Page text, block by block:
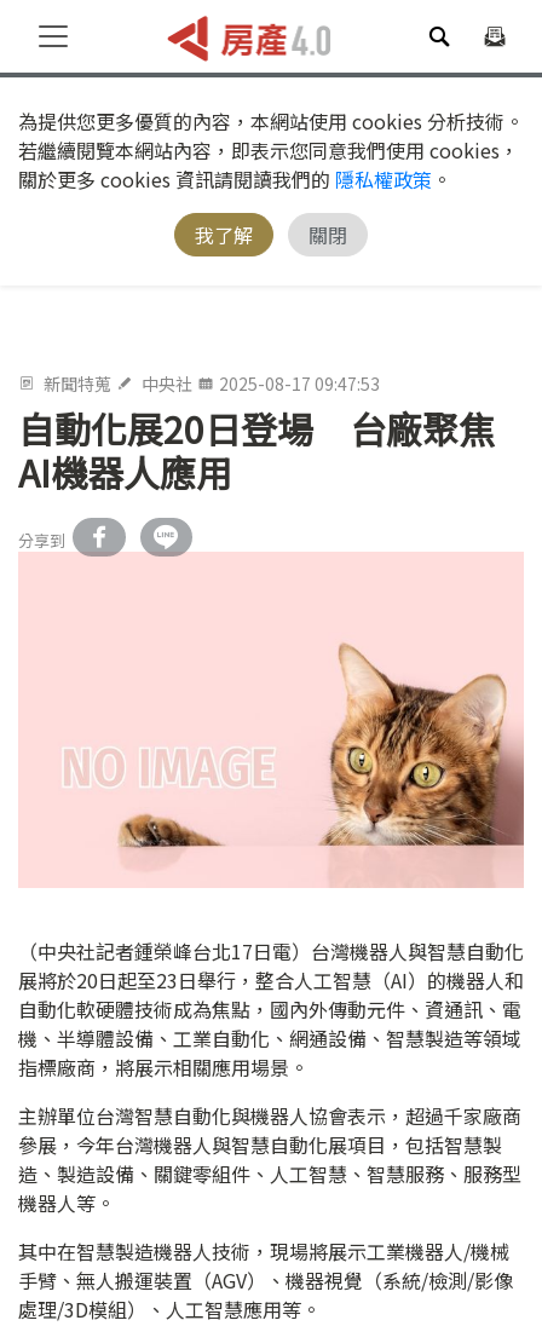
為提供您更多優質的內容，本網站使用 cookies 分析技術。
若繼續閱覽本網站內容，即表示您同意我們使用 cookies，
關於更多 cookies 資訊請閱讀我們的 隱私權政策 。
我了解
關閉
新聞特蒐 中央社 2025-08-17 09:47:53
自動化展20日登場 台廠聚焦
AI機器人應用
分享到
（中央社記者鍾榮峰台北17日電）台灣機器人與智慧自動化
展將於20日起至23日舉行，整合人工智慧（AI）的機器人和
自動化軟硬體技術成為焦點，國內外傳動元件、資通訊、電
機、半導體設備、工業自動化、網通設備、智慧製造等領域
指標廠商，將展示相關應用場景。
主辦單位台灣智慧自動化與機器人協會表示，超過千家廠商
參展，今年台灣機器人與智慧自動化展項目，包括智慧製
造、製造設備、關鍵零組件、人工智慧、智慧服務、服務型
機器人等。
其中在智慧製造機器人技術，現場將展示工業機器人/機械
手臂、無人搬運裝置（AGV）、機器視覺（系統/檢測/影像
處理/3D模組）、人工智慧應用等。